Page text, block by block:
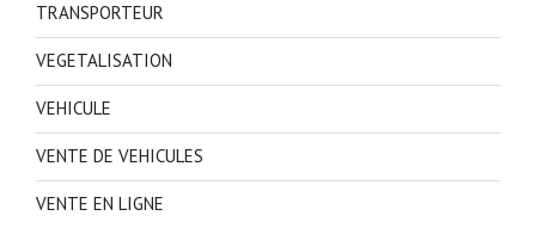
TRANSPORTEUR
VEGETALISATION
VEHICULE
VENTE DE VEHICULES
VENTE EN LIGNE